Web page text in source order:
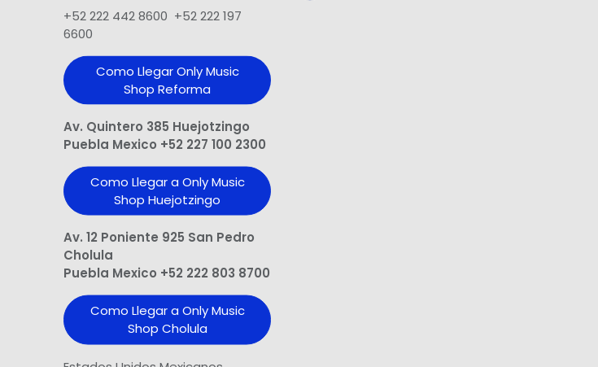
+52 222 442 8600 +52 222 197
6600
Como Llegar Only Music
Shop​ Reforma
Av. Quintero 385 Huejotzingo
Puebla Mexico +52 227 100 2300
Como Llegar a Only Music
Shop Huejotzingo
Av. 12 Poniente 925 San Pedro
Cholula
Puebla Mexico +52 222 803 8700
Como Llegar a Only Music
Shop Cholula